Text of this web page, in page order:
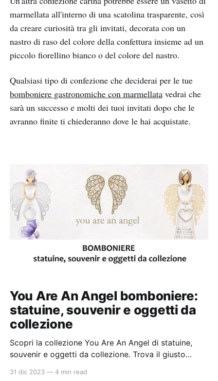
marmellata all'interno di una scatolina trasparente, così
da creare curiosità tra gli invitati, decorata con un
nastro di raso del colore della confettura insieme ad un
piccolo fiorellino bianco o del colore del nastro.
Qualsiasi tipo di confezione che deciderai per le tue
bomboniere gastronomiche con marmellata vedrai che
sarà un successo e molti dei tuoi invitati dopo che le
avranno finite ti chiederanno dove le hai acquistate.
You Are An Angel bomboniere:
statuine, souvenir e oggetti da
collezione
Scopri la collezione You Are An Angel di statuine,
souvenir e oggetti da collezione. Trova il giusto
31 dic 2023 — 4 min read